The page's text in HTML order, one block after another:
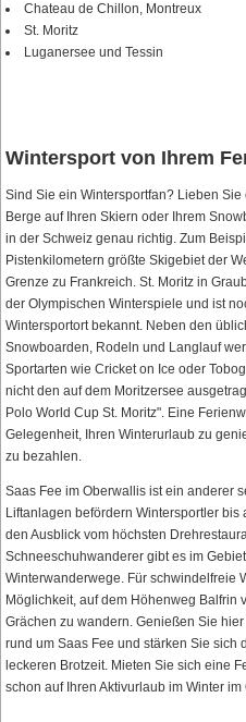
Chateau de Chillon, Montreux
St. Moritz
Luganersee und Tessin
Wintersport von Ihrem
Sind Sie ein Wintersportfan? Lieben
Berge auf Ihren Skiern oder Ihrem
in der Schweiz genau richtig. Zum
Pistenkilometern größte Skigebiet der
Grenze zu Frankreich. St. Moritz in
der Olympischen Winterspiele und ist
Wintersportort bekannt. Neben den
Snowboarden, Rodeln und Langlauf
Sportarten wie Cricket on Ice oder
nicht den auf dem Moritzersee
Polo World Cup St. Moritz". Eine
Gelegenheit, Ihren Winterurlaub zu
zu bezahlen.
Saas Fee im Oberwallis ist ein anderer
Liftanlagen befördern Wintersportler
den Ausblick vom höchsten
Schneeschuhwanderer gibt es im
Winterwanderwege. Für schwindelfreie
Möglichkeit, auf dem Höhenweg Balfrin
Grächen zu wandern. Genießen Sie
rund um Saas Fee und stärken Sie
leckeren Brotzeit. Mieten Sie sich eine
schon auf Ihren Aktivurlaub im Winter